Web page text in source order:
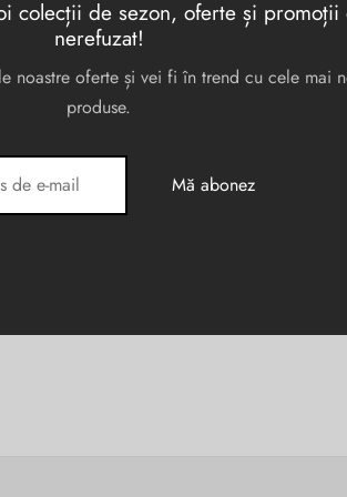
colecții de sezon, oferte și promoții
nerefuzat!
noastre oferte și vei fi în trend cu cele mai
produse.